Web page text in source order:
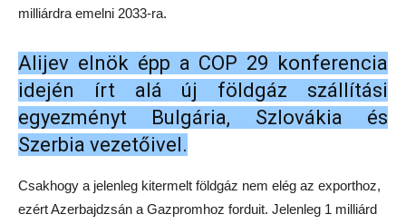
milliárdra emelni 2033-ra.
Alijev elnök épp a COP 29 konferencia
idején írt alá új földgáz szállítási
egyezményt Bulgária, Szlovákia és
Szerbia vezetőivel.
Csakhogy a jelenleg kitermelt földgáz nem elég az exporthoz,
ezért Azerbajdzsán a Gazpromhoz forduit. Jelenleg 1 milliárd